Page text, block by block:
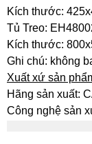
Kích thước:
Tủ Treo:
Kích thước:
Ghi chú: không
Xuất xứ sản
Hãng sản xuất:
Công nghệ sản